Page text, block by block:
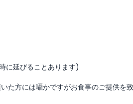
に延びることあります)
た方には囁かですがお食事のご提供を